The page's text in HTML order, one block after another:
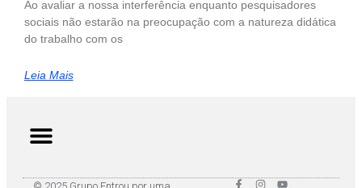
Ao avaliar a nossa interferência enquanto pesquisadores
sociais não estarão na preocupação com a natureza didática
do trabalho com os
Leia Mais